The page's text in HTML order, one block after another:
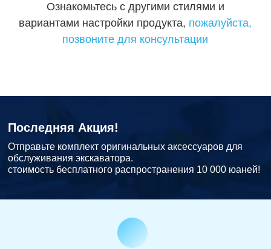
Ознакомьтесь с другими стилями и
вариантами настройки продукта, пожалуйста,
позвоните для консультации
Последняя Акция!
Отправьте комплект оригинальных аксессуаров для
обслуживания экскаватора.
стоимость бесплатного распространения 10 000 юаней!